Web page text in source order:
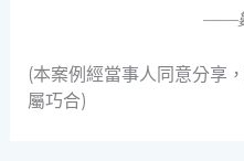
——
(本案例經當事人同意分享
屬巧合)